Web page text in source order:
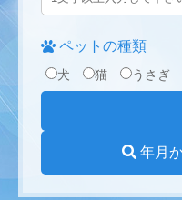
ペットの種類
犬 猫 うさぎ
年月